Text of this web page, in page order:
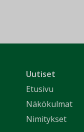
Uutiset
Etusivu
Näkökulmat
Nimitykset